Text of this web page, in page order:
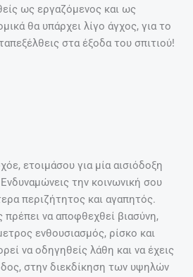
ως εργαζόμενος και ως
θα υπάρχει λίγο άγχος, για το
στα έξοδα του σπιτιού!
ετοιμάσου για μία αισιόδοξη
την κοινωνική σου
περιζήτητος και αγαπητός.
να αποφθεχθεί βιασύνη,
ενθουσιασμός, ρίσκο και
να οδηγηθείς λάθη και να έχεις
στην διεκδίκηση των υψηλών